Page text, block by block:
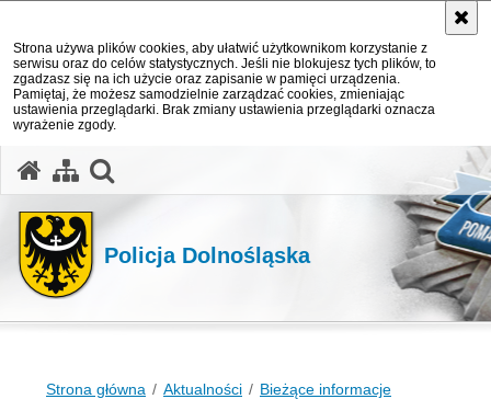
Strona używa plików cookies, aby ułatwić użytkownikom korzystanie z
serwisu oraz do celów statystycznych. Jeśli nie blokujesz tych plików, to
zgadzasz się na ich użycie oraz zapisanie w pamięci urządzenia.
Pamiętaj, że możesz samodzielnie zarządzać cookies, zmieniając
ustawienia przeglądarki. Brak zmiany ustawienia przeglądarki oznacza
wyrażenie zgody.
Policja Dolnośląska
Strona główna Aktualności Bieżące informacje